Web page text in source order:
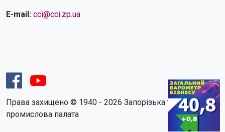
E-mail: cci@cci.zp.ua
Права захищено © 1940 - 2026 Запорізька торгово-
промислова палата